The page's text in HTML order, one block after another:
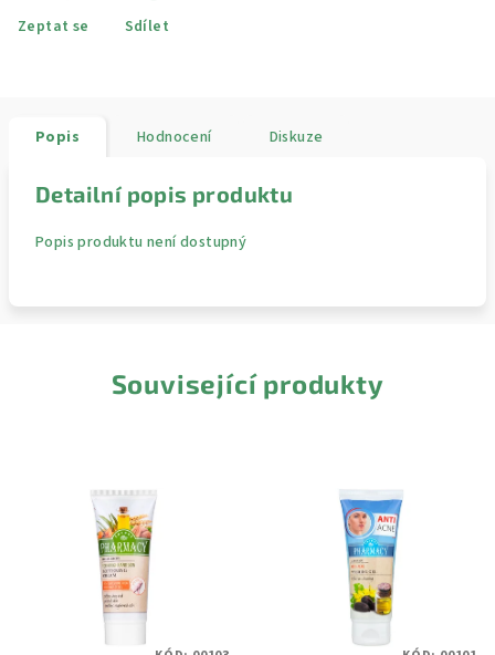
Zeptat se Sdílet
Popis Hodnocení Diskuze
Detailní popis produktu
Popis produktu není dostupný
Související produkty